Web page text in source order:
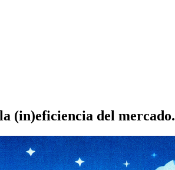
(in)eficiencia del mercado.